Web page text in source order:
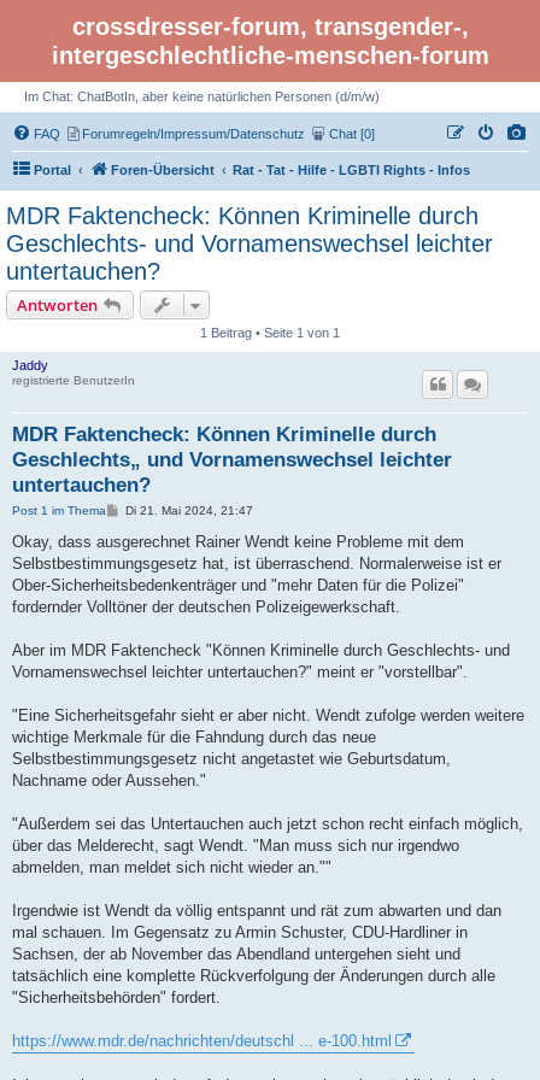
crossdresser-forum, transgender-,
intergeschlechtliche-menschen-forum
Im Chat: ChatBotIn, aber keine natürlichen Personen (d/m/w)
FAQ Forumregeln/Impressum/Datenschutz Chat [0]
Portal Foren-Übersicht Rat - Tat - Hilfe - LGBTI Rights - Infos
MDR Faktencheck: Können Kriminelle durch
Geschlechts- und Vornamenswechsel leichter
untertauchen?
Antworten
1 Beitrag • Seite 1 von 1
Jaddy
registrierte BenutzerIn
MDR Faktencheck: Können Kriminelle durch
Geschlechts„ und Vornamenswechsel leichter
untertauchen?
Post 1 im Thema
B
i
t
r
a
Di 21. Mai 2024, 21:47
Okay, dass ausgerechnet Rainer Wendt keine Probleme mit dem
Selbstbestimmungsgesetz hat, ist überraschend. Normalerweise ist er
Ober-Sicherheitsbedenkenträger und "mehr Daten für die Polizei"
fordernder Volltöner der deutschen Polizeigewerkschaft.
Aber im MDR Faktencheck "Können Kriminelle durch Geschlechts- und
Vornamenswechsel leichter untertauchen?" meint er "vorstellbar".
"Eine Sicherheitsgefahr sieht er aber nicht. Wendt zufolge werden weitere
wichtige Merkmale für die Fahndung durch das neue
Selbstbestimmungsgesetz nicht angetastet wie Geburtsdatum,
Nachname oder Aussehen."
"Außerdem sei das Untertauchen auch jetzt schon recht einfach möglich,
über das Melderecht, sagt Wendt. "Man muss sich nur irgendwo
abmelden, man meldet sich nicht wieder an.""
Irgendwie ist Wendt da völlig entspannt und rät zum abwarten und dan
mal schauen. Im Gegensatz zu Armin Schuster, CDU-Hardliner in
Sachsen, der ab November das Abendland untergehen sieht und
tatsächlich eine komplette Rückverfolgung der Änderungen durch alle
"Sicherheitsbehörden" fordert.
https://www.mdr.de/nachrichten/deutschl ... e-100.html